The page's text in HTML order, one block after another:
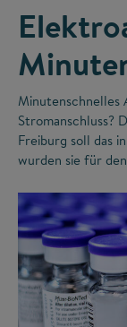
Minutenschnelles
Stromanschluss?
Freiburg soll das
wurden sie für